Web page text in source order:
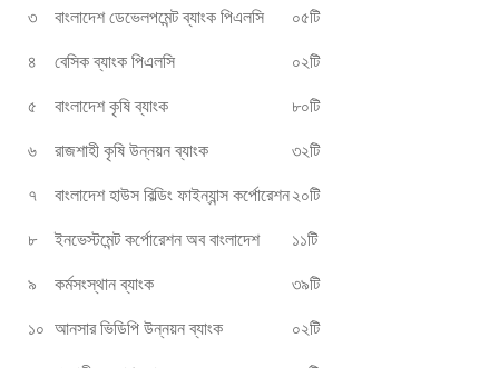
৩ বাংলাদেশ ডেভেলপমেন্ট ব্যাংক পিএলসি
০৫টি
৪
বেসিক ব্যাংক পিএলসি
০২টি
৫
বাংলাদেশ কৃষি ব্যাংক
৮০টি
৬
রাজশাহী কৃষি উন্নয়ন ব্যাংক
৩২টি
৭
বাংলাদেশ হাউস বিল্ডিং ফাইন্যান্স কর্পোরেশন২০টি
৮
ইনভেস্টমেন্ট কর্পোরেশন অব বাংলাদেশ
১১টি
৯
কর্মসংস্থান ব্যাংক
৩৯টি
১০ আনসার ভিডিপি উন্নয়ন ব্যাংক
০২টি